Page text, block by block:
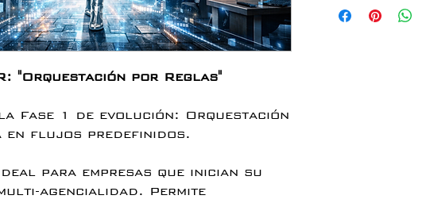
"Orquestación por Reglas"
Fase 1 de evolución: Orquestación
en flujos predefinidos.
para empresas que inician su
agencialidad. Permite